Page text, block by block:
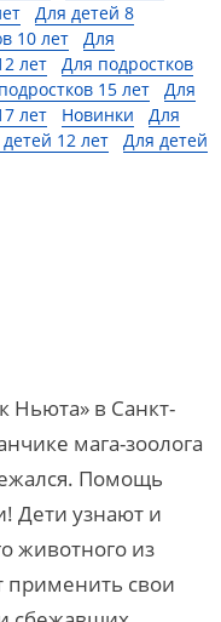
Для детей 8
10 лет
Для
лет
Для подростков
15 лет
Для
лет Новинки
Для
12 лет
Для детей
Ньюта» в Санкт-
мага-зоолога
Помощь
Дети узнают и
животного из
применить свои